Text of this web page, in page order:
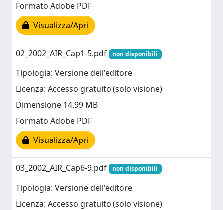
Formato Adobe PDF
Visualizza/Apri
02_2002_AIR_Cap1-5.pdf non disponibili
Tipologia: Versione dell'editore
Licenza: Accesso gratuito (solo visione)
Dimensione 14.99 MB
Formato Adobe PDF
Visualizza/Apri
03_2002_AIR_Cap6-9.pdf non disponibili
Tipologia: Versione dell'editore
Licenza: Accesso gratuito (solo visione)